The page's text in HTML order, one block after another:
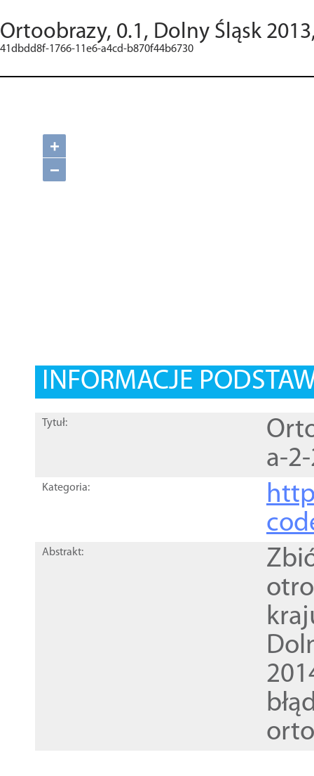
Ortoobrazy, 0.1, Dolny Śląsk
41dbdd8f-1766-11e6-a4cd-b870f44b6730
+
−
INFORMACJE
Tytuł:
a-
Kategoria:
Abstrakt: